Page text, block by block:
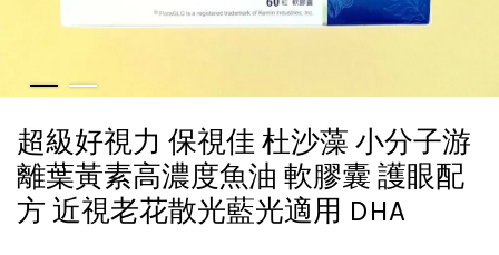
超級好視力 保視佳 杜沙藻 小分子游
離葉黃素高濃度魚油 軟膠囊 護眼配
方 近視老花散光藍光適用 DHA